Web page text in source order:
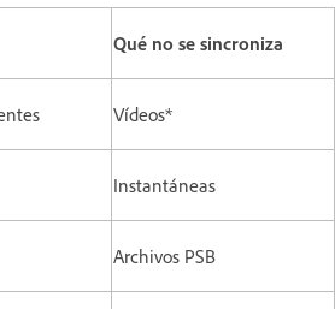
Qué no se sincroniza
Vídeos*
Instantáneas
Archivos PSB